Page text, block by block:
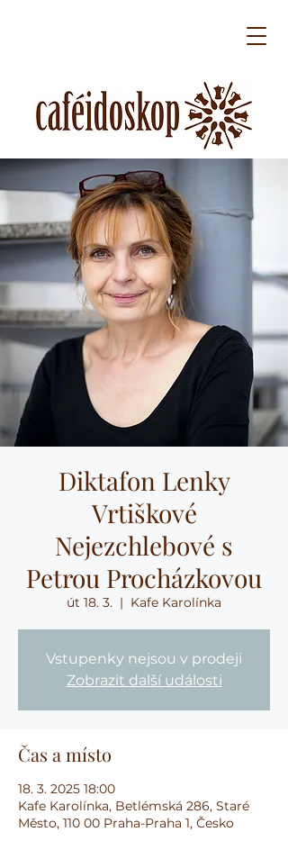
Diktafon Lenky
Vrtiškové
Nejezchlebové s
Petrou Procházkovou
út 18. 3.
  |
Kafe Karolínka
Vstupenky nejsou v prodeji
Zobrazit další události
Čas a místo
18. 3. 2025 18:00
Kafe Karolínka, Betlémská 286, Staré
Město, 110 00 Praha-Praha 1, Česko